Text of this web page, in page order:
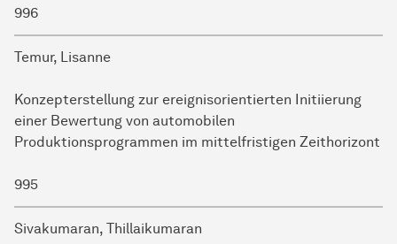
996
Temur, Lisanne
Konzepterstellung zur ereignisorientierten Initiierung
einer Bewertung von automobilen
Produktionsprogrammen im mittelfristigen Zeithorizont
995
Sivakumaran, Thillaikumaran